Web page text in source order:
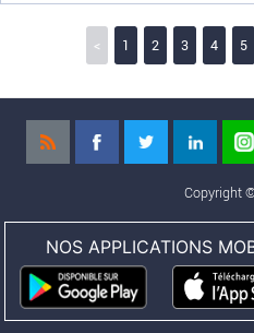
< 1 2 3 4 5
Copyright
NOS APPLICATIONS